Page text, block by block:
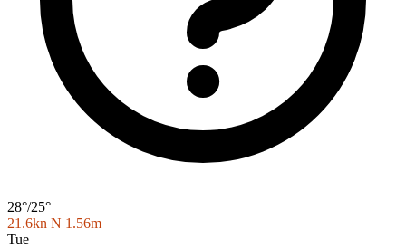
28°/25°
21.6kn N 1.56m
Tue